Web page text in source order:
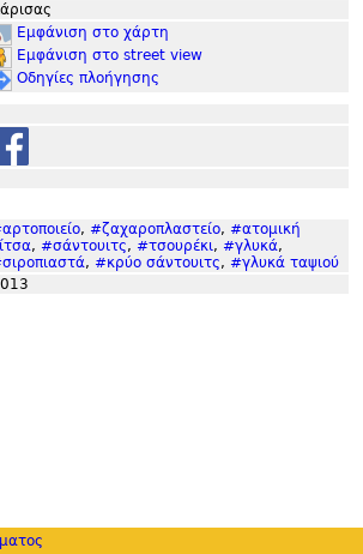
Εμφάνιση στο χάρτη
Εμφάνιση στο street view
Οδηγίες πλοήγησης
, #ζαχαροπλαστείο, #ατομική
, #σάντουιτς, #τσουρέκι, #γλυκά,
, #κρύο σάντουιτς, #γλυκά ταψιού